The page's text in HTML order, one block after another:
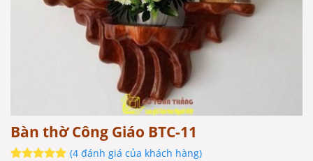
Bàn thờ Công Giáo BTC-11
(4đánh giá của khách hàng)